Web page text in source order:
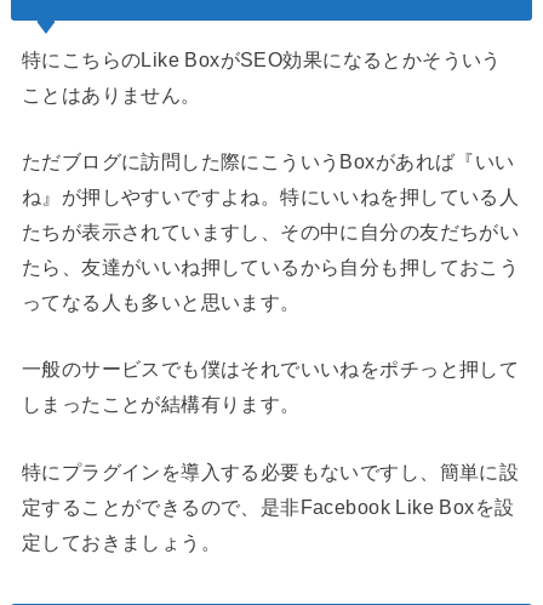
特にこちらのLike BoxがSEO効果になるとかそういう
ことはありません。
ただブログに訪問した際にこういうBoxがあれば『いい
ね』が押しやすいですよね。特にいいねを押している人
たちが表示されていますし、その中に自分の友だちがい
たら、友達がいいね押しているから自分も押しておこう
ってなる人も多いと思います。
一般のサービスでも僕はそれでいいねをポチっと押して
しまったことが結構有ります。
特にプラグインを導入する必要もないですし、簡単に設
定することができるので、是非Facebook Like Boxを設
定しておきましょう。